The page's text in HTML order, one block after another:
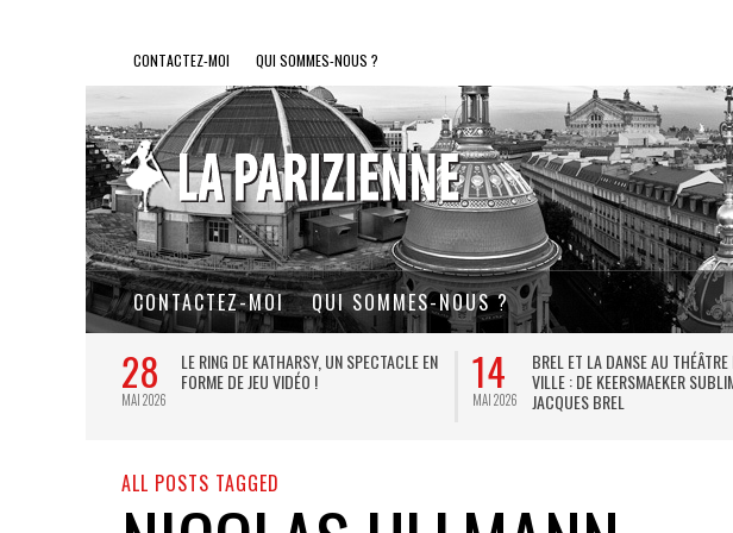
CONTACTEZ-MOI QUI SOMMES-NOUS ?
CONTACTEZ-MOI QUI SOMMES-NOUS ?
27
JUIL 2026
LA GOULUE : LE COUP DE CŒUR
THÉÂTRAL DE L’ÉTÉ PARISIEN
10
JUIN 2026
LA VERSION INTERDITE DU
MOLIÈRE, PLAISIR DE LA LANGUE
L’ESPRIT
ALL POSTS TAGGED